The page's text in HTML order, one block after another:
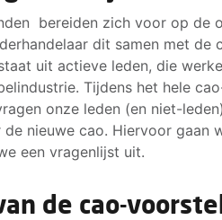
bereiden zich voor op de
dit samen met de
uit actieve leden, die
Tijdens het hele
onze leden (en niet-
nieuwe cao. Hiervoor gaan
een vragenlijst uit.
de cao-